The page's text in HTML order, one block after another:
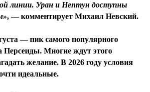
линии. Уран и Нептун доступны
, — комментирует Михаил Невский.
— пик самого популярного
Персеиды. Многие ждут этого
желание. В 2026 году условия
идеальные.